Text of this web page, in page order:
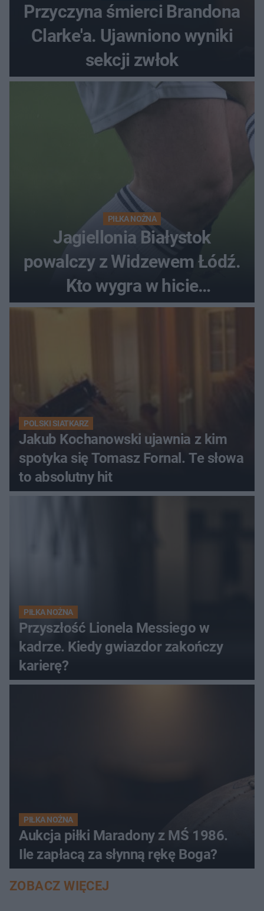
Przyczyna śmierci Brandona
Clarke'a. Ujawniono wyniki
sekcji zwłok
PIŁKA NOŻNA
Jagiellonia Białystok
powalczy z Widzewem Łódź.
Kto wygra w hicie
Ekstraklasy?
POLSKI SIATKARZ
Jakub Kochanowski ujawnia z kim
spotyka się Tomasz Fornal. Te słowa
to absolutny hit
PIŁKA NOŻNA
Przyszłość Lionela Messiego w
kadrze. Kiedy gwiazdor zakończy
karierę?
PIŁKA NOŻNA
Aukcja piłki Maradony z MŚ 1986.
Ile zapłacą za słynną rękę Boga?
ZOBACZ WIĘCEJ